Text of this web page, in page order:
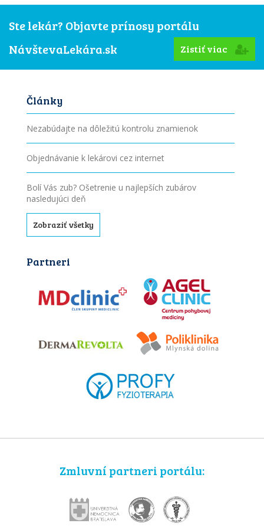
Ste lekár? Objavte prínosy portálu
NávštevaLekára.sk
Zistiť viac
Články
Nezabúdajte na dôležitú kontrolu znamienok
Objednávanie k lekárovi cez internet
Bolí Vás zub? Ošetrenie u najlepších zubárov
nasledujúci deň
Zobraziť všetky
Partneri
Zmluvní partneri portálu: